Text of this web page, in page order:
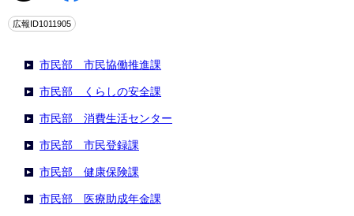
広報ID1011905
市民部 市民協働推進課
市民部 くらしの安全課
市民部 消費生活センター
市民部 市民登録課
市民部 健康保険課
市民部 医療助成年金課